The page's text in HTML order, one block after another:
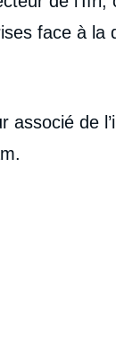
face à la
associé de